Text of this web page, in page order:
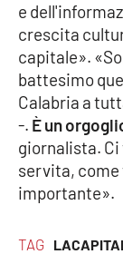
Crotone
Vibo Valentia
Reggio
Cosenza
TAG
e
crescita
capitale».
battesimo
Calabria a
-. È un
giornalista. Ci
servita, come
importante».